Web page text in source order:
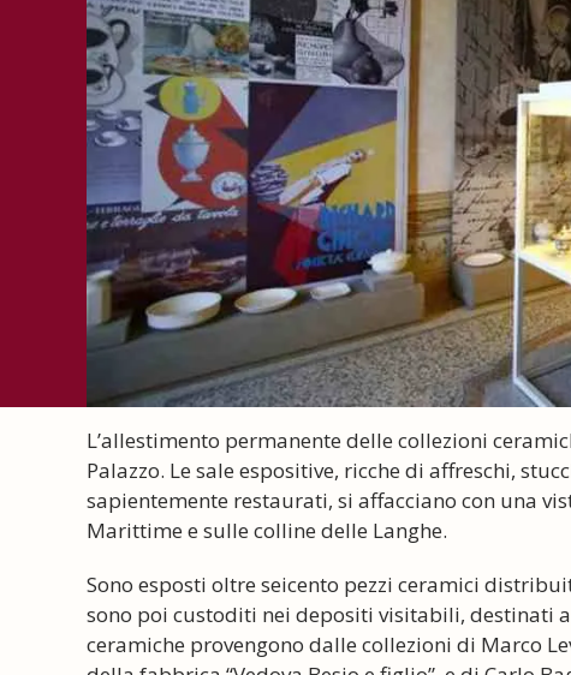
L’allestimento permanente delle collezioni
Palazzo. Le sale espositive, ricche di affreschi,
sapientemente restaurati, si affacciano con una
Marittime e sulle colline delle Langhe.
Sono esposti oltre seicento pezzi ceramici
sono poi custoditi nei depositi visitabili, destinati
ceramiche provengono dalle collezioni di Marco